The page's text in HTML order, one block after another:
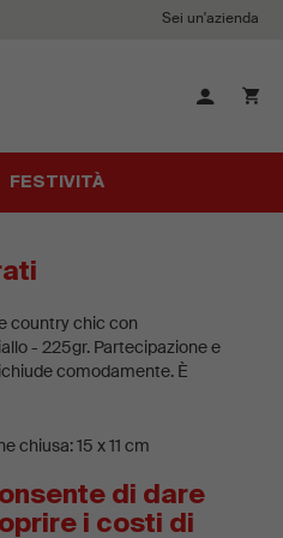
Sei un'azienda
FESTIVITÀ
country chic con
- 225gr. Partecipazione e
comodamente. È
è richiesto una donazione
chiusa: 15 x 11 cm
di dare
i costi di